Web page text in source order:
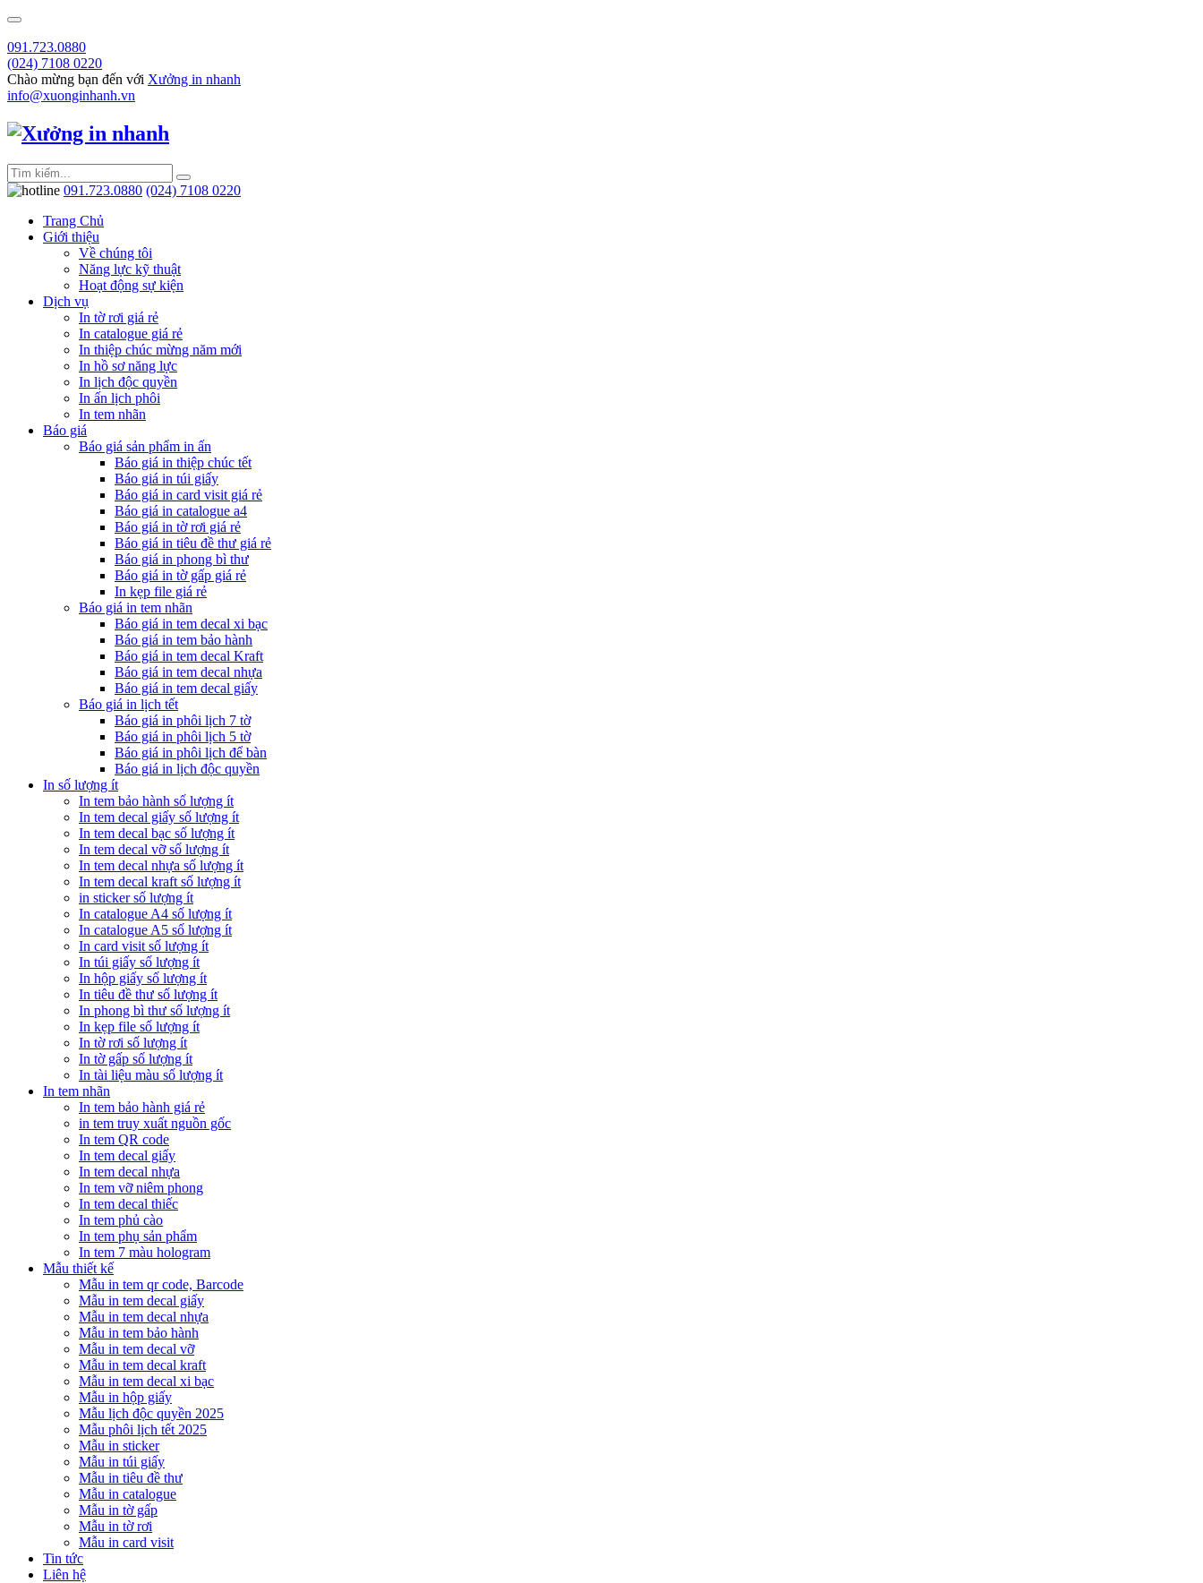
091.723.0880
(024) 7108 0220
Chào mừng bạn đến với Xưởng in nhanh
info@xuonginhanh.vn
091.723.0880 (024) 7108 0220
Trang Chủ
Giới thiệu
Về chúng tôi
Năng lực kỹ thuật
Hoạt động sự kiện
Dịch vụ
In tờ rơi giá rẻ
In catalogue giá rẻ
In thiệp chúc mừng năm mới
In hồ sơ năng lực
In lịch độc quyền
In ấn lịch phôi
In tem nhãn
Báo giá
Báo giá sản phẩm in ấn
Báo giá in thiệp chúc tết
Báo giá in túi giấy
Báo giá in card visit giá rẻ
Báo giá in catalogue a4
Báo giá in tờ rơi giá rẻ
Báo giá in tiêu đề thư giá rẻ
Báo giá in phong bì thư
Báo giá in tờ gấp giá rẻ
In kẹp file giá rẻ
Báo giá in tem nhãn
Báo giá in tem decal xi bạc
Báo giá in tem bảo hành
Báo giá in tem decal Kraft
Báo giá in tem decal nhựa
Báo giá in tem decal giấy
Báo giá in lịch tết
Báo giá in phôi lịch 7 tờ
Báo giá in phôi lịch 5 tờ
Báo giá in phôi lịch để bàn
Báo giá in lịch độc quyền
In số lượng ít
In tem bảo hành số lượng ít
In tem decal giấy số lượng ít
In tem decal bạc số lượng ít
In tem decal vỡ số lượng ít
In tem decal nhựa số lượng ít
In tem decal kraft số lượng ít
in sticker số lượng ít
In catalogue A4 số lượng ít
In catalogue A5 số lượng ít
In card visit số lượng ít
In túi giấy số lượng ít
In hộp giấy số lượng ít
In tiêu đề thư số lượng ít
In phong bì thư số lượng ít
In kẹp file số lượng ít
In tờ rơi số lượng ít
In tờ gấp số lượng ít
In tài liệu màu số lượng ít
In tem nhãn
In tem bảo hành giá rẻ
in tem truy xuất nguồn gốc
In tem QR code
In tem decal giấy
In tem decal nhựa
In tem vỡ niêm phong
In tem decal thiếc
In tem phủ cào
In tem phụ sản phẩm
In tem 7 màu hologram
Mẫu thiết kế
Mẫu in tem qr code, Barcode
Mẫu in tem decal giấy
Mẫu in tem decal nhựa
Mẫu in tem bảo hành
Mẫu in tem decal vỡ
Mẫu in tem decal kraft
Mẫu in tem decal xi bạc
Mẫu in hộp giấy
Mẫu lịch độc quyền 2025
Mẫu phôi lịch tết 2025
Mẫu in sticker
Mẫu in túi giấy
Mẫu in tiêu đề thư
Mẫu in catalogue
Mẫu in tờ gấp
Mẫu in tờ rơi
Mẫu in card visit
Tin tức
Liên hệ